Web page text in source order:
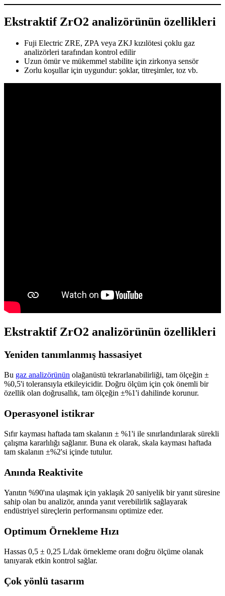
Ekstraktif ZrO2 analizörünün özellikleri
Fuji Electric ZRE, ZPA veya ZKJ kızılötesi çoklu gaz
analizörleri tarafından kontrol edilir
Uzun ömür ve mükemmel stabilite için zirkonya sensör
Zorlu koşullar için uygundur: şoklar, titreşimler, toz vb.
Ekstraktif ZrO2 analizörünün özellikleri
Yeniden tanımlanmış hassasiyet
Bu gaz analizörünün olağanüstü tekrarlanabilirliği, tam ölçeğin ±
%0,5'i toleransıyla etkileyicidir. Doğru ölçüm için çok önemli bir
özellik olan doğrusallık, tam ölçeğin ±%1'i dahilinde korunur.
Operasyonel istikrar
Sıfır kayması haftada tam skalanın ± %1'i ile sınırlandırılarak sürekli
çalışma kararlılığı sağlanır. Buna ek olarak, skala kayması haftada
tam skalanın ±%2'si içinde tutulur.
Anında Reaktivite
Yanıtın %90'ına ulaşmak için yaklaşık 20 saniyelik bir yanıt süresine
sahip olan bu analizör, anında yanıt verebilirlik sağlayarak
endüstriyel süreçlerin performansını optimize eder.
Optimum Örnekleme Hızı
Hassas 0,5 ± 0,25 L/dak örnekleme oranı doğru ölçüme olanak
tanıyarak etkin kontrol sağlar.
Çok yönlü tasarım